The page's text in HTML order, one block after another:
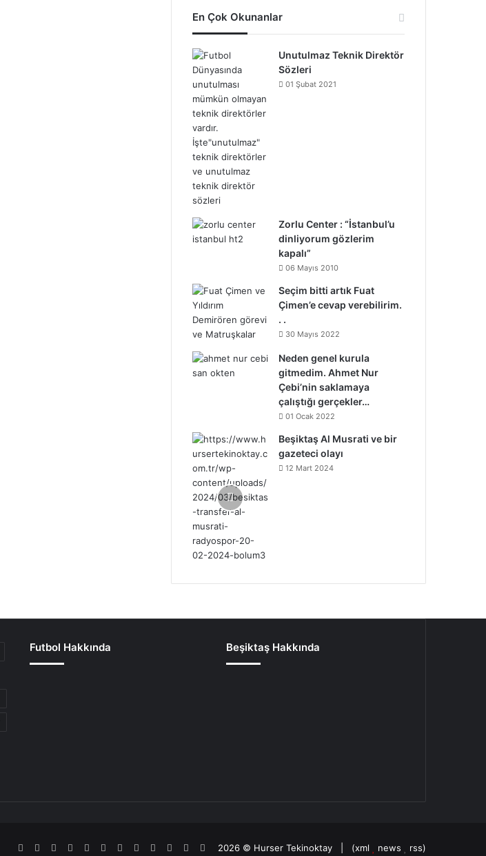
En Çok Okunanlar
Unutulmaz Teknik Direktör
Sözleri
01 Şubat 2021
Zorlu Center : “İstanbul’u
dinliyorum gözlerim
kapalı”
06 Mayıs 2010
Seçim bitti artık Fuat
Çimen’e cevap verebilirim.
. .
30 Mayıs 2022
Neden genel kurula
gitmedim. Ahmet Nur
Çebi’nin saklamaya
çalıştığı gerçekler…
01 Ocak 2022
Beşiktaş Al Musrati ve bir
gazeteci olayı
12 Mart 2024
Futbol Hakkında Beşiktaş Hakkında
2026 © Hurser Tekinoktay | (xml news rss)
RSS Facebook
TwitterPinterestLinkedInYouTubeTumblrSoundCloud
Instagram
SpotifyTikTokPatreon